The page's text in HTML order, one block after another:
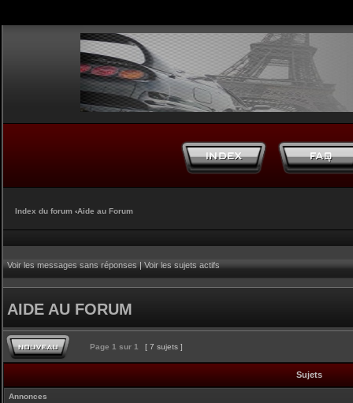
Index du forum ‹Aide au Forum
Voir les messages sans réponses|Voir les sujets actifs
AIDE AU FORUM
Page 1 sur 1 [ 7 sujets ]
Sujets
Annonces